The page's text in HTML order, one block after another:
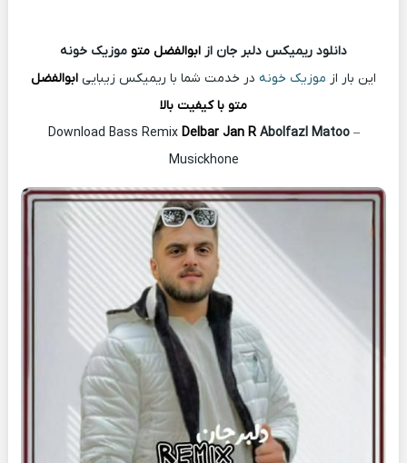
دانلود ریمیکس دلبر جان از ابوالفضل متو موزیک خونه
این بار از موزیک خونه در خدمت شما با ریمیکس زیبایی ابوالفضل
متو با کیفیت بالا
Download Bass Remix Delbar Jan RAbolfazl Matoo–
Musickhone